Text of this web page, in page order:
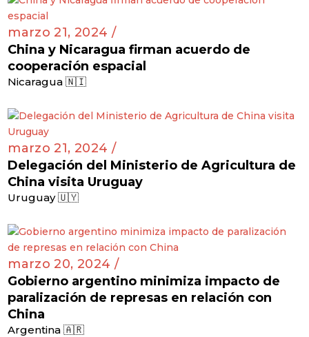
marzo 21, 2024 /
China y Nicaragua firman acuerdo de
cooperación espacial
Nicaragua 🇳🇮
marzo 21, 2024 /
Delegación del Ministerio de Agricultura de
China visita Uruguay
Uruguay 🇺🇾
marzo 20, 2024 /
Gobierno argentino minimiza impacto de
paralización de represas en relación con
China
Argentina 🇦🇷